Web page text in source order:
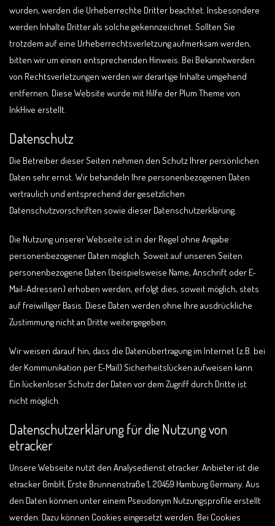
wurden, werden die Urheberrechte Dritter beachtet. Insbesondere
werden Inhalte Dritter als solche gekennzeichnet. Sollten Sie
trotzdem auf eine Urheberrechtsverletzung aufmerksam werden,
bitten wir um einen entsprechenden Hinweis. Bei Bekanntwerden
von Rechtsverletzungen werden wir derartige Inhalte umgehend
entfernen. Diese Website wurde mit Hilfe der Plum Theme von
InkHive erstellt.
Datenschutz
Die Betreiber dieser Seiten nehmen den Schutz Ihrer persönlichen
Daten sehr ernst. Wir behandeln Ihre personenbezogenen Daten
vertraulich und entsprechend der gesetzlichen
Datenschutzvorschriften sowie dieser Datenschutzerklärung.
Die Nutzung unserer Webseite ist in der Regel ohne Angabe
personenbezogener Daten möglich. Soweit auf unseren Seiten
personenbezogene Daten (beispielsweise Name, Anschrift oder E-
Mail-Adressen) erhoben werden, erfolgt dies, soweit möglich, stets
auf freiwilliger Basis. Diese Daten werden ohne Ihre ausdrückliche
Zustimmung nicht an Dritte weitergegeben.
Wir weisen darauf hin, dass die Datenübertragung im Internet (z.B. bei
der Kommunikation per E-Mail) Sicherheitslücken aufweisen kann.
Ein lückenloser Schutz der Daten vor dem Zugriff durch Dritte ist
nicht möglich.
Datenschutzerklärung für die Nutzung von
etracker
Unsere Webseite nutzt den Analysedienst etracker. Anbieter ist die
etracker GmbH, Erste Brunnenstraße 1, 20459 Hamburg Germany. Aus
den Daten können unter einem Pseudonym Nutzungsprofile erstellt
werden. Dazu können Cookies eingesetzt werden. Bei Cookies